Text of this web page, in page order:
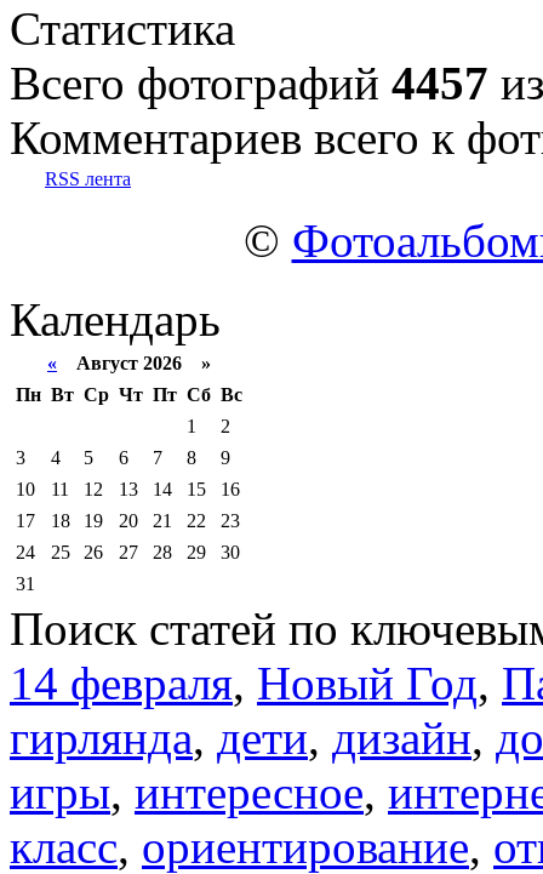
Статистика
Всего фотографий 4457
Комментариев всего к
RSS лента
©
Календарь
« Август 2026 »
Пн Вт Ср Чт Пт Сб Вс
1
2
3
4 5 6 7 8
9
10
11 12 13 14 15
16
17
18 19 20 21 22
23
24
25 26 27 28 29
30
31
Поиск статей по
14 февраля, Новый Год,
гирлянда, дети, дизайн,
игры, интересное,
класс, ориентирование,